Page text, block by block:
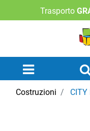
Trasporto
Open menu
Costruzioni CITY